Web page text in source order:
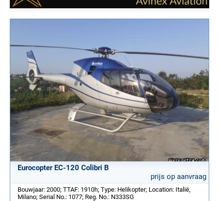
Eurocopter EC-120 Colibri B
prijs op aanvraag
Bouwjaar: 2000; TTAF: 1910h; Type: Helikopter; Location: Italië,
Milano; Serial No.: 1077; Reg. No.: N333SG